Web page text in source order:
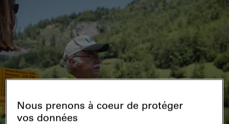
Nous prenons à coeur de protéger
vos données